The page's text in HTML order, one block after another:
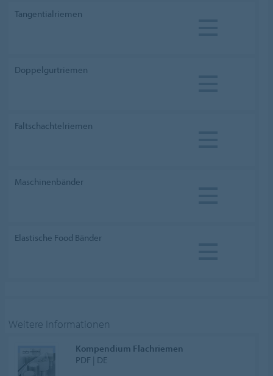
Tangentialriemen
Doppelgurtriemen
Faltschachtelriemen
Maschinenbänder
Elastische Food Bänder
Weitere Informationen
Kompendium Flachriemen
PDF | DE